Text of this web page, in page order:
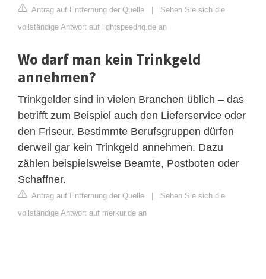
Antrag auf Entfernung der Quelle | Sehen Sie sich die
vollständige Antwort auf lightspeedhq.de an
Wo darf man kein Trinkgeld
annehmen?
Trinkgelder sind in vielen Branchen üblich – das
betrifft zum Beispiel auch den Lieferservice oder
den Friseur. Bestimmte Berufsgruppen dürfen
derweil gar kein Trinkgeld annehmen. Dazu
zählen beispielsweise Beamte, Postboten oder
Schaffner.
Antrag auf Entfernung der Quelle | Sehen Sie sich die
vollständige Antwort auf merkur.de an